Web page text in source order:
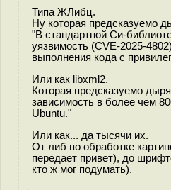
Типа ЖЛибц.
Ну которая предсказуемо
"В стандартной Си-
уязвимость (CVE-2025-
выполнения кода с
Или как libxml2.
Которая предсказуемо
зависимость в более чем
Ubuntu."
Или как... да тысячи их.
От либ по обработке
передает привет), до
кто ж мог подумать).